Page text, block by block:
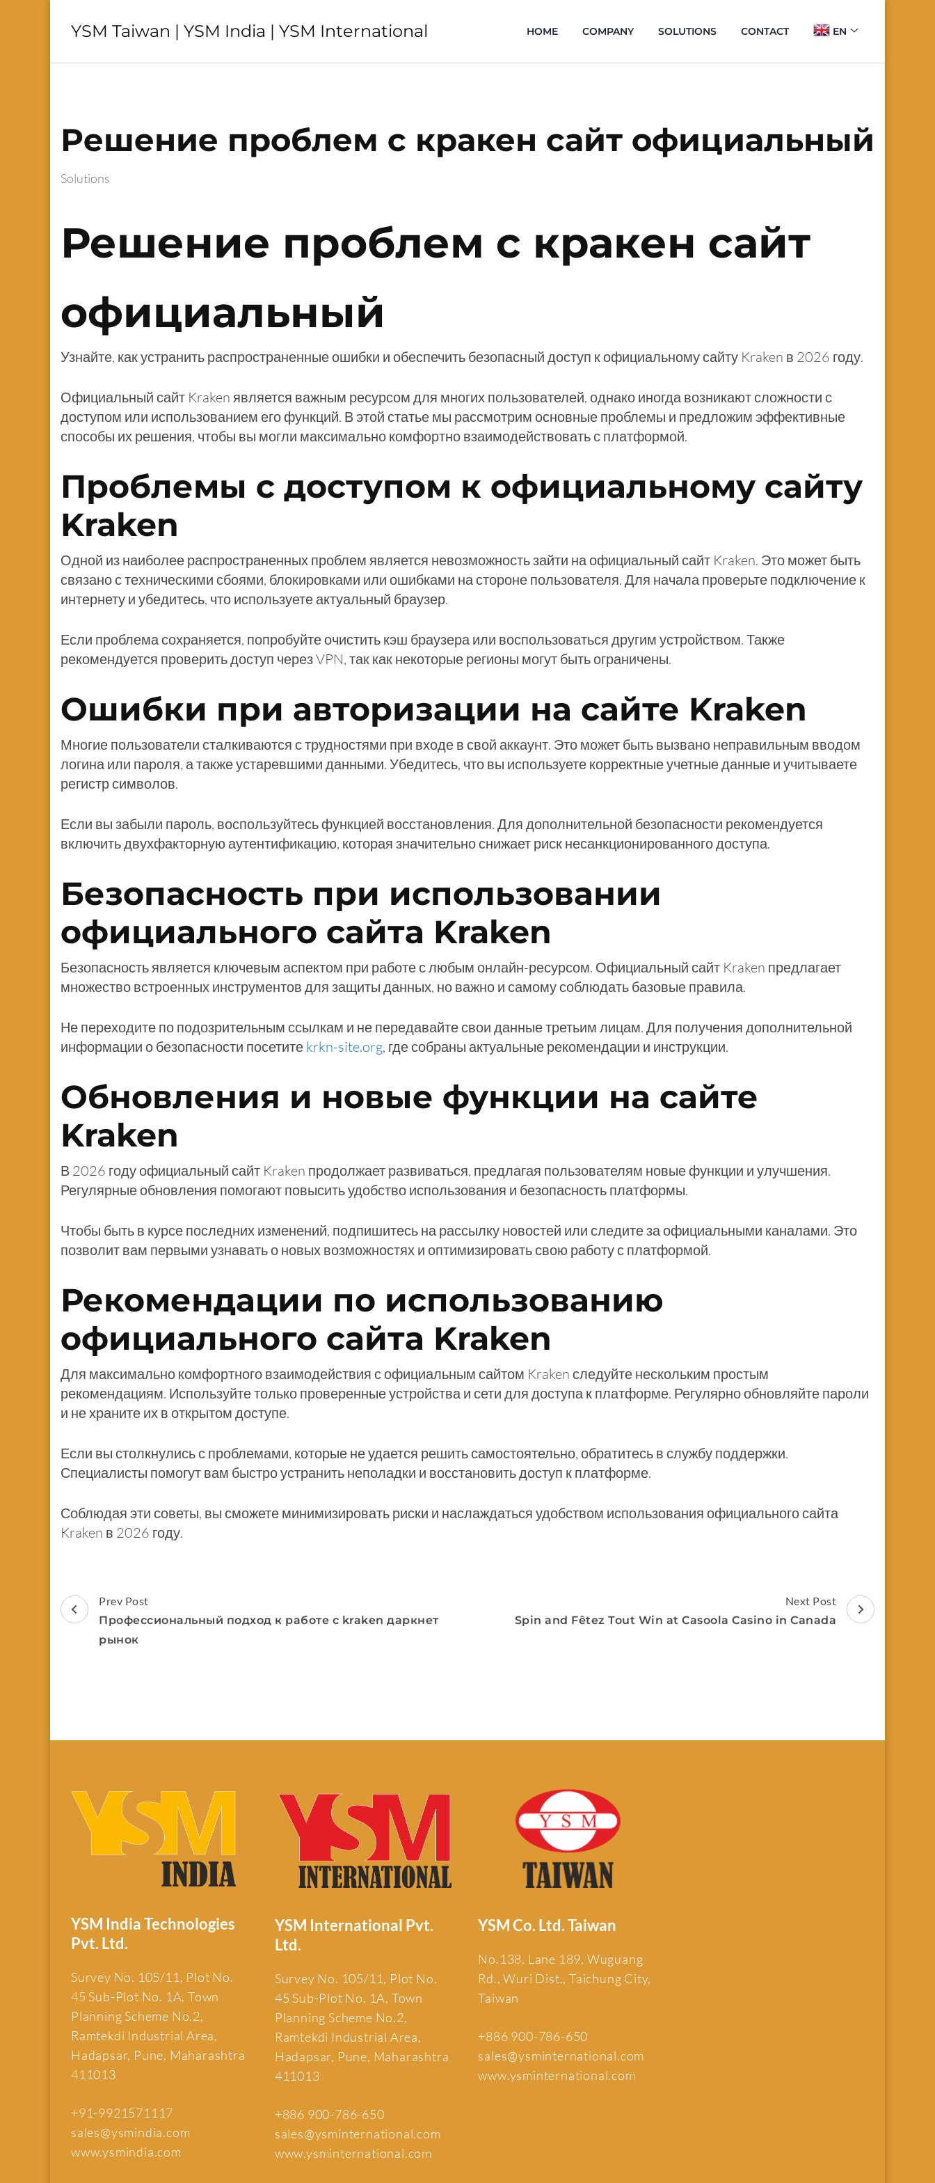
YSM Taiwan | YSM India | YSM International HOME COMPANY SOLUTIONS CONTACT EN
Решение проблем с кракен сайт официальный
Solutions
Решение проблем с кракен сайт
официальный
Узнайте, как устранить распространенные ошибки и обеспечить безопасный доступ к официальному сайту Kraken в 2026 году.
Официальный сайт Kraken является важным ресурсом для многих пользователей, однако иногда возникают сложности с
доступом или использованием его функций. В этой статье мы рассмотрим основные проблемы и предложим эффективные
способы их решения, чтобы вы могли максимально комфортно взаимодействовать с платформой.
Проблемы с доступом к официальному сайту
Kraken
Одной из наиболее распространенных проблем является невозможность зайти на официальный сайт Kraken. Это может быть
связано с техническими сбоями, блокировками или ошибками на стороне пользователя. Для начала проверьте подключение к
интернету и убедитесь, что используете актуальный браузер.
Если проблема сохраняется, попробуйте очистить кэш браузера или воспользоваться другим устройством. Также
рекомендуется проверить доступ через VPN, так как некоторые регионы могут быть ограничены.
Ошибки при авторизации на сайте Kraken
Многие пользователи сталкиваются с трудностями при входе в свой аккаунт. Это может быть вызвано неправильным вводом
логина или пароля, а также устаревшими данными. Убедитесь, что вы используете корректные учетные данные и учитываете
регистр символов.
Если вы забыли пароль, воспользуйтесь функцией восстановления. Для дополнительной безопасности рекомендуется
включить двухфакторную аутентификацию, которая значительно снижает риск несанкционированного доступа.
Безопасность при использовании
официального сайта Kraken
Безопасность является ключевым аспектом при работе с любым онлайн-ресурсом. Официальный сайт Kraken предлагает
множество встроенных инструментов для защиты данных, но важно и самому соблюдать базовые правила.
Не переходите по подозрительным ссылкам и не передавайте свои данные третьим лицам. Для получения дополнительной
информации о безопасности посетите krkn-site.org, где собраны актуальные рекомендации и инструкции.
Обновления и новые функции на сайте
Kraken
В 2026 году официальный сайт Kraken продолжает развиваться, предлагая пользователям новые функции и улучшения.
Регулярные обновления помогают повысить удобство использования и безопасность платформы.
Чтобы быть в курсе последних изменений, подпишитесь на рассылку новостей или следите за официальными каналами. Это
позволит вам первыми узнавать о новых возможностях и оптимизировать свою работу с платформой.
Рекомендации по использованию
официального сайта Kraken
Для максимально комфортного взаимодействия с официальным сайтом Kraken следуйте нескольким простым
рекомендациям. Используйте только проверенные устройства и сети для доступа к платформе. Регулярно обновляйте пароли
и не храните их в открытом доступе.
Если вы столкнулись с проблемами, которые не удается решить самостоятельно, обратитесь в службу поддержки.
Специалисты помогут вам быстро устранить неполадки и восстановить доступ к платформе.
Соблюдая эти советы, вы сможете минимизировать риски и наслаждаться удобством использования официального сайта
Kraken в 2026 году.
Prev Post
Профессиональный подход к работе с kraken даркнет
рынок
Next Post
Spin and Fêtez Tout Win at Casoola Casino in Canada
YSM India Technologies
Pvt. Ltd.
Survey No. 105/11, Plot No.
45 Sub-Plot No. 1A, Town
Planning Scheme No.2,
Ramtekdi Industrial Area,
Hadapsar, Pune, Maharashtra
411013
+91-9921571117
sales@ysmindia.com
www.ysmindia.com
YSM International Pvt.
Ltd.
Survey No. 105/11, Plot No.
45 Sub-Plot No. 1A, Town
Planning Scheme No.2,
Ramtekdi Industrial Area,
Hadapsar, Pune, Maharashtra
411013
+886 900-786-650
sales@ysminternational.com
www.ysminternational.com
YSM Co. Ltd. Taiwan
No.138, Lane 189, Wuguang
Rd., Wuri Dist., Taichung City,
Taiwan
+886 900-786-650
sales@ysminternational.com
www.ysminternational.com